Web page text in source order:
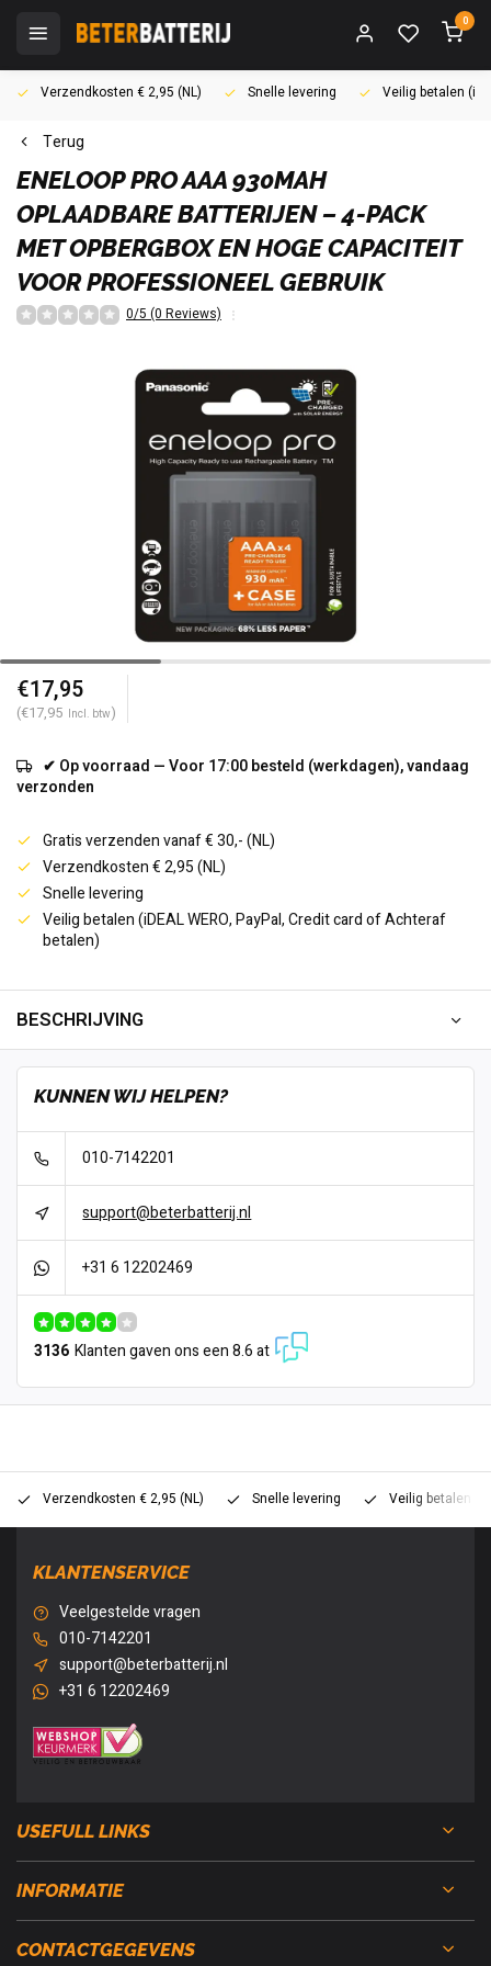
0
Verzendkosten € 2,95 (NL) Snelle levering Veilig betalen
Terug
ENELOOPPRO AAA 930MAH
OPLAADBARE BATTERIJEN – 4-PACK
MET OPBERGBOX EN HOGE CAPACITEIT
VOOR PROFESSIONEEL GEBRUIK
0/5 (0 Reviews)
€17,95
(€17,95 Incl. btw)
✔ Op voorraad — Voor 17:00 besteld (werkdagen), vandaag
verzonden
Gratis verzenden vanaf € 30,- (NL)
Verzendkosten € 2,95 (NL)
Snelle levering
Veilig betalen (iDEAL WERO, PayPal, Credit card of Achteraf
betalen)
BESCHRIJVING
KUNNEN WIJ HELPEN?
010-7142201
support@beterbatterij.nl
+31 6 12202469
3136 Klanten gaven ons een 8.6 at
Verzendkosten € 2,95 (NL) Snelle levering Veilig betalen
KLANTENSERVICE
Veelgestelde vragen
010-7142201
support@beterbatterij.nl
+31 6 12202469
USEFULL LINKS
INFORMATIE
CONTACTGEGEVENS